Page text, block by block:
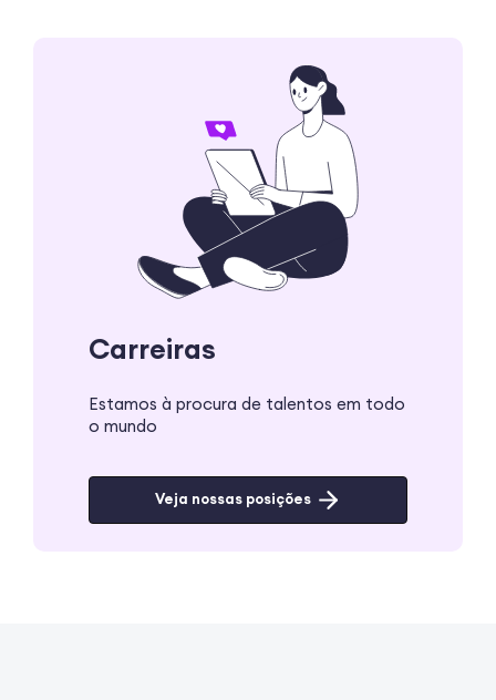
Carreiras
Estamos à procura de talentos em todo
o mundo
Veja nossas posições